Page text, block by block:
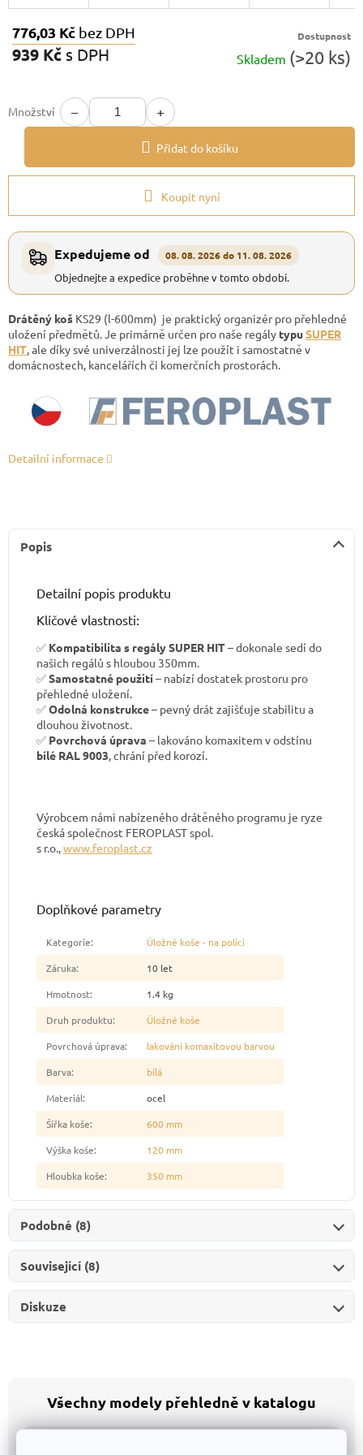
776,03 Kč bez DPH
939 Kč s DPH
Dostupnost
Skladem (>20 ks)
Množství − +
Přidat do košíku
Koupit nyní
Expedujeme od 08. 08. 2026 do 11. 08. 2026
Objednejte a expedice proběhne v tomto období.
Drátěný koš KS29 (l-600mm) je praktický organizér pro přehledné
uložení předmětů. Je primárně určen pro naše regály typuSUPER
HIT, ale díky své univerzálnosti jej lze použít i samostatně v
domácnostech, kancelářích či komerčních prostorách.
Detailní informace
Popis
Detailní popis produktu
Klíčové vlastnosti:
✅ Kompatibilita s regály SUPER HIT– dokonale sedí do
našich regálů s hloubou 350mm.
✅Samostatné použití– nabízí dostatek prostoru pro
přehledné uložení.
✅Odolná konstrukce– pevný drát zajišťuje stabilitu a
dlouhou životnost.
✅ Povrchová úprava – lakováno komaxitem v odstínu
bílé RAL 9003, chrání před korozí.
Výrobcem námi nabízeného drátěného programu je ryze
česká společnost FEROPLAST spol.
s r.o.,www.feroplast.cz
Doplňkové parametry
Kategorie:
Úložné koše - na polici
Záruka:
10 let
Hmotnost:
1.4 kg
Druh produktu:
Úložné koše
Povrchová úprava:
lakování komaxitovou barvou
Barva:
bílá
Materiál:
ocel
Šířka koše:
600 mm
Výška koše:
120 mm
Hloubka koše: 350 mm
Podobné (8)
Související (8)
Diskuze
Všechny modely přehledně v katalogu